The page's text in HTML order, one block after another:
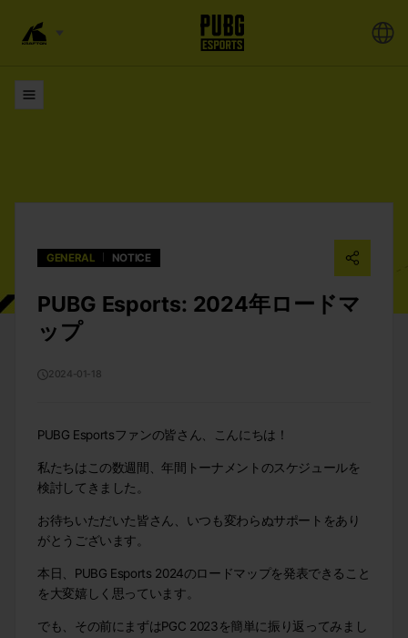
GENERAL NOTICE
PUBG Esports: 2024年ロードマ
ップ
2024-01-18
PUBG Esportsファンの皆さん、こんにちは！
私たちはこの数週間、年間トーナメントのスケジュールを
検討してきました。
お待ちいただいた皆さん、いつも変わらぬサポートをあり
がとうございます。
本日、PUBG Esports 2024のロードマップを発表できること
を大変嬉しく思っています。
でも、その前にまずはPGC 2023を簡単に振り返ってみまし